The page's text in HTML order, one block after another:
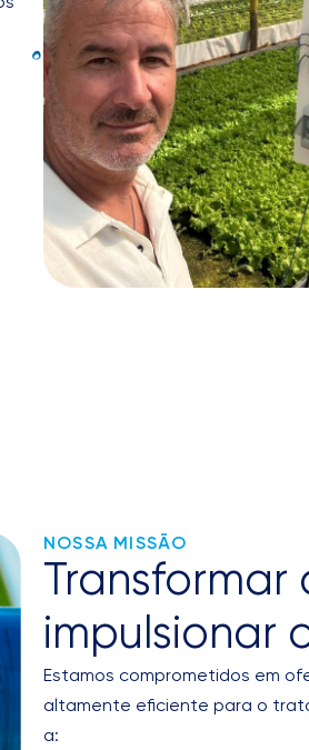
NOSSA MISSÃO
impulsionar
Estamos comprometidos em
altamente eficiente para o
a: